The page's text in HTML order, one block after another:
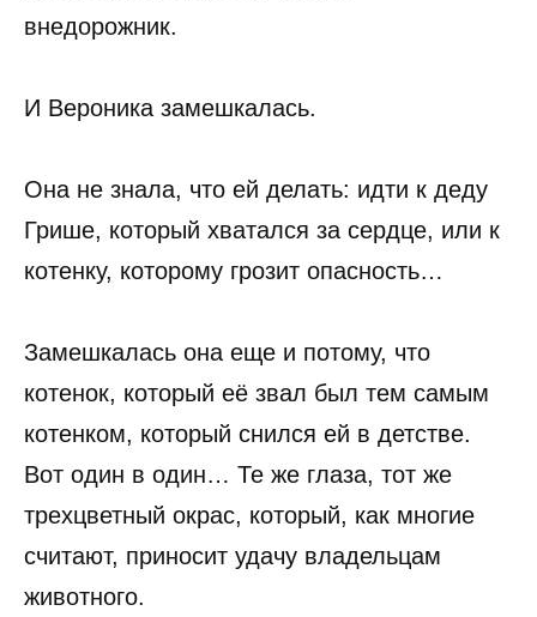
внедорожник.
И Вероника замешкалась.
Она не знала, что ей делать: идти к деду
Грише, который хватался за сердце, или к
котенку, которому грозит опасность…
Замешкалась она еще и потому, что
котенок, который её звал был тем самым
котенком, который снился ей в детстве.
Вот один в один… Те же глаза, тот же
трехцветный окрас, который, как многие
считают, приносит удачу владельцам
животного.